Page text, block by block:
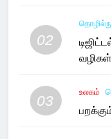
02
03
உலகம்